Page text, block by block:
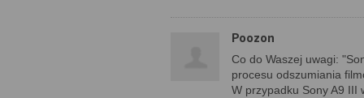
Poozon
Co do Waszej uwagi:
procesu odszumiania
W przypadku Sony A9 III